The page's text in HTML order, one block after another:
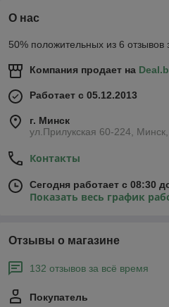
О нас
50% положительных из 6 отзывов
Компания продает на
Работает с 05.12.2013
г. Минск
ул.Прилукская 60-224,
Контакты
Сегодня работает с 08:30
Показать весь график
Отзывы о магазине
132 отзывов за всё время
Покупатель